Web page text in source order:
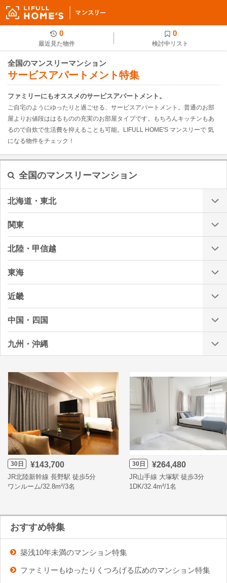
0
最近見た物件
0
検討中リスト
全国のマンスリーマンション
サービスアパートメント特集
ファミリーにもオススメのサービスアパートメント。
ご自宅のようにゆったりと過ごせる、サービスアパートメント。普通のお部
屋よりお値段ははるものの充実のお部屋タイプです。もちろんキッチンもあ
るので自炊で生活費を抑えることも可能。LIFULL HOME'S マンスリーで 気
になる物件をチェック！
全国のマンスリーマンション
北海道・東北
関東
北陸・甲信越
東海
近畿
中国・四国
九州・沖縄
30日 ¥143,700
JR北陸新幹線 長野駅 徒歩5分
ワンルーム/32.8m²/3名
30日 ¥264,480
JR山手線 大塚駅 徒歩3分
1DK/32.4m²/1名
おすすめ特集
築浅10年未満のマンション特集
ファミリーもゆったりくつろげる広めのマンション特集